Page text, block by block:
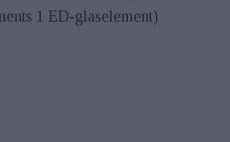
1 ED-glaselement)